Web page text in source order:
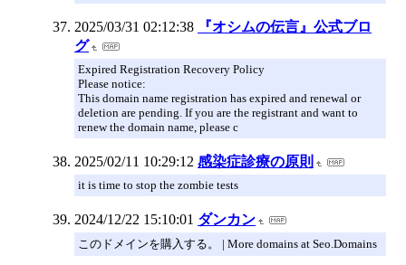
2025/03/31 02:12:38
『オシムの伝言』公式ブロ
グ
Expired Registration Recovery Policy
Please notice:
This domain name registration has expired and renewal or
deletion are pending. If you are the registrant and want to
renew the domain name, please c
2025/02/11 10:29:12 感染症診療の原則
it is time to stop the zombie tests
2024/12/22 15:10:01 ダンカン
このドメインを購入する。 | More domains at Seo.Domains